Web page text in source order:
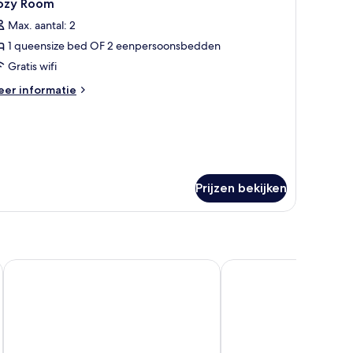
Room
Max. aantal: 2
1 queensize bed OF 2 eenpersoonsbedden
Gratis wifi
informatie
Prijzen bekijken
The Boma Nairobi Pan Pacific Serviced